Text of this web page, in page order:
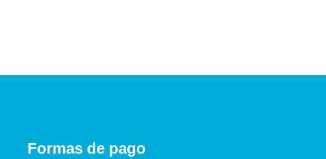
Formas de pago